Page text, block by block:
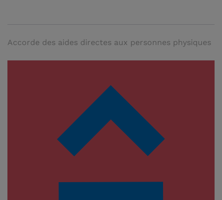
Accorde des aides directes aux personnes physiques